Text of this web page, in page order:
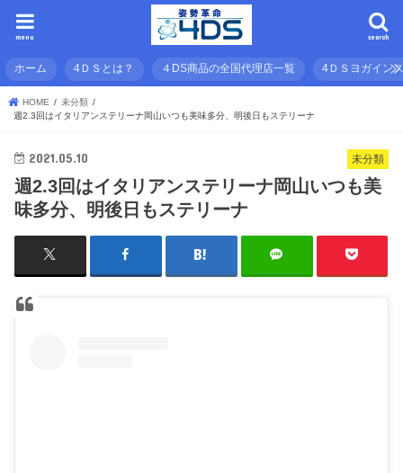
search
menu
ホーム 4ＤＳとは？ ４DS商品の全国代理店一覧 4ＤＳヨガイン
HOME
未分類
週2.3回はイタリアンステリーナ岡山いつも美味多分、明後日もステリーナ
未分類
2021.05.10
週2.3回はイタリアンステリーナ岡山いつも美
味多分、明後日もステリーナ